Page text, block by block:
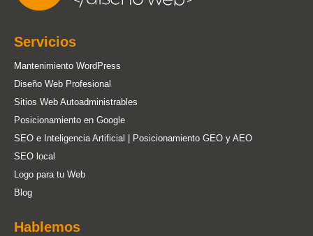
Servicios
Mantenimiento WordPress
Diseño Web Profesional
Sitios Web Autoadministrables
Posicionamiento en Google
SEO e Inteligencia Artificial | Posicionamiento GEO y AEO
SEO local
Logo para tu Web
Blog
Hablemos